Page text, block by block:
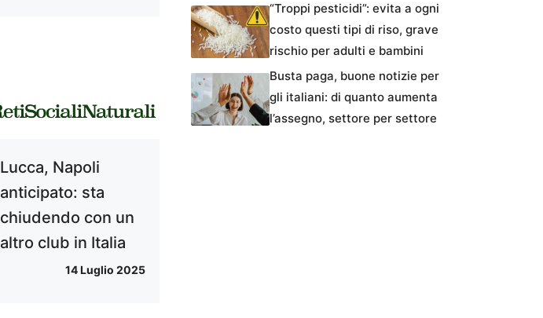
Lucca, Napoli
anticipato: sta
chiudendo con un
altro club in Italia
14 Luglio 2025
“Troppi pesticidi”: evita a ogni
costo questi tipi di riso, grave
rischio per adulti e bambini
Busta paga, buone notizie per
gli italiani: di quanto aumenta
l’assegno, settore per settore